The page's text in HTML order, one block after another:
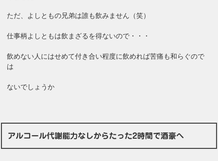
ただ、よしともの兄弟は誰も飲みません（笑）
仕事柄よしともは飲まざるを得ないので・・・
飲めない人にはせめて付き合い程度に飲めれば苦痛も和らぐので
は
ないでしょうか
アルコール代謝能力なしからたった2時間で酒豪へ